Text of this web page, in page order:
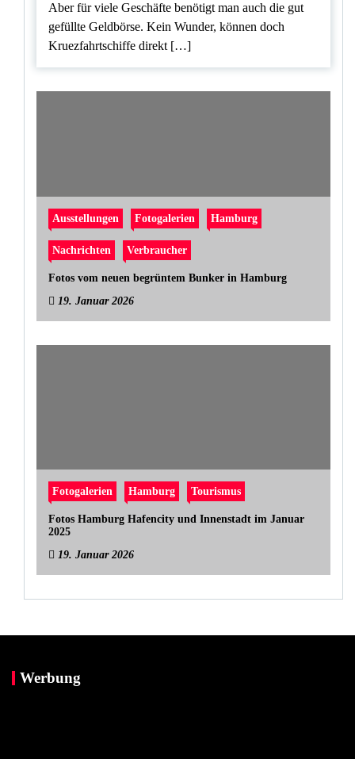
Aber für viele Geschäfte benötigt man auch die gut
gefüllte Geldbörse. Kein Wunder, können doch
Kruezfahrtschiffe direkt […]
Ausstellungen Fotogalerien Hamburg
Nachrichten Verbraucher
Fotos vom neuen begrüntem Bunker in Hamburg
19. Januar 2026
Fotogalerien Hamburg Tourismus
Fotos Hamburg Hafencity und Innenstadt im Januar
2025
19. Januar 2026
Werbung